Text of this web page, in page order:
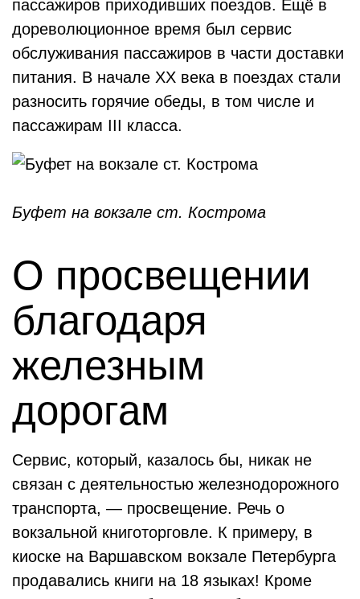
пассажиров приходивших поездов. Ещё в
дореволюционное время был сервис
обслуживания пассажиров в части доставки
питания. В начале XX века в поездах стали
разносить горячие обеды, в том числе и
пассажирам III класса.
Буфет на вокзале ст. Кострома
О просвещении
благодаря
железным
дорогам
Сервис, который, казалось бы, никак не
связан с деятельностью железнодорожного
транспорта, — просвещение. Речь о
вокзальной книготорговле. К примеру, в
киоске на Варшавском вокзале Петербурга
продавались книги на 18 языках! Кроме